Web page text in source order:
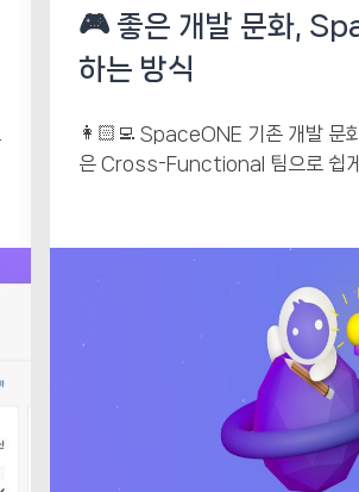
🎮 좋은 개발 문화,
하는 방식
👩🏻‍💻 SpaceONE 기존 개발 문
은 Cross-Functional 팀으로 쉽게